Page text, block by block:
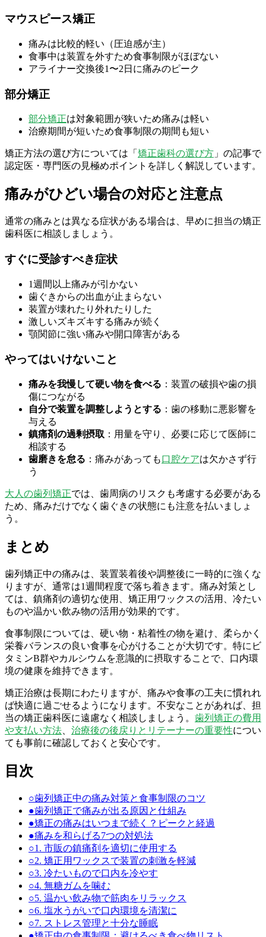
マウスピース矯正
痛みは比較的軽い（圧迫感が主）
食事中は装置を外すため食事制限がほぼない
アライナー交換後1〜2日に痛みのピーク
部分矯正
部分矯正は対象範囲が狭いため痛みは軽い
治療期間が短いため食事制限の期間も短い
矯正方法の選び方については「 矯正歯科の選び方 」の記事で
認定医・専門医の見極めポイントを詳しく解説しています。
痛みがひどい場合の対応と注意点
通常の痛みとは異なる症状がある場合は、早めに担当の矯正
歯科医に相談しましょう。
すぐに受診すべき症状
1週間以上痛みが引かない
歯ぐきからの出血が止まらない
装置が壊れたり外れたりした
激しいズキズキする痛みが続く
顎関節に強い痛みや開口障害がある
やってはいけないこと
痛みを我慢して硬い物を食べる ：装置の破損や歯の損
傷につながる
自分で装置を調整しようとする ：歯の移動に悪影響を
与える
鎮痛剤の過剰摂取 ：用量を守り、必要に応じて医師に
相談する
歯磨きを怠る ：痛みがあっても口腔ケアは欠かさず行
う
大人の歯列矯正では、歯周病のリスクも考慮する必要がある
ため、痛みだけでなく歯ぐきの状態にも注意を払いましょ
う。
まとめ
歯列矯正中の痛みは、装置装着後や調整後に一時的に強くな
りますが、通常は1週間程度で落ち着きます。痛み対策とし
ては、鎮痛剤の適切な使用、矯正用ワックスの活用、冷たい
ものや温かい飲み物の活用が効果的です。
食事制限については、硬い物・粘着性の物を避け、柔らかく
栄養バランスの良い食事を心がけることが大切です。特にビ
タミンB群やカルシウムを意識的に摂取することで、口内環
境の健康を維持できます。
矯正治療は長期にわたりますが、痛みや食事の工夫に慣れれ
ば快適に過ごせるようになります。不安なことがあれば、担
当の矯正歯科医に遠慮なく相談しましょう。 歯列矯正の費用
や支払い方法
治療後の後戻りとリテーナーの重要性につい
ても事前に確認しておくと安心です。
目次
○歯列矯正中の痛み対策と食事制限のコツ
●歯列矯正で痛みが出る原因と仕組み
●矯正の痛みはいつまで続く？ピークと経過
●痛みを和らげる7つの対処法
○1. 市販の鎮痛剤を適切に使用する
○2. 矯正用ワックスで装置の刺激を軽減
○3. 冷たいもので口内を冷やす
○4. 無糖ガムを噛む
○5. 温かい飲み物で筋肉をリラックス
○6. 塩水うがいで口内環境を清潔に
○7. ストレス管理と十分な睡眠